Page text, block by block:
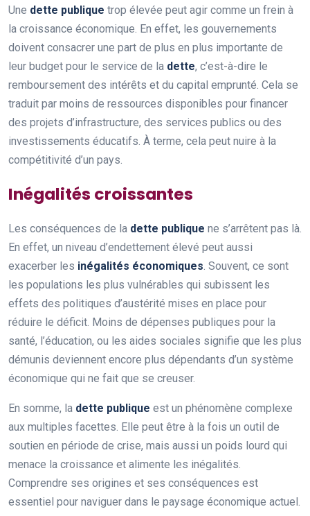
Une dette publique trop élevée peut agir comme un frein à
la croissance économique. En effet, les gouvernements
doivent consacrer une part de plus en plus importante de
leur budget pour le service de la dette, c’est-à-dire le
remboursement des intérêts et du capital emprunté. Cela se
traduit par moins de ressources disponibles pour financer
des projets d’infrastructure, des services publics ou des
investissements éducatifs. À terme, cela peut nuire à la
compétitivité d’un pays.
Inégalités croissantes
Les conséquences de la dette publique ne s’arrêtent pas là.
En effet, un niveau d’endettement élevé peut aussi
exacerber les inégalités économiques . Souvent, ce sont
les populations les plus vulnérables qui subissent les
effets des politiques d’austérité mises en place pour
réduire le déficit. Moins de dépenses publiques pour la
santé, l’éducation, ou les aides sociales signifie que les plus
démunis deviennent encore plus dépendants d’un système
économique qui ne fait que se creuser.
En somme, la dette publique est un phénomène complexe
aux multiples facettes. Elle peut être à la fois un outil de
soutien en période de crise, mais aussi un poids lourd qui
menace la croissance et alimente les inégalités.
Comprendre ses origines et ses conséquences est
essentiel pour naviguer dans le paysage économique actuel.